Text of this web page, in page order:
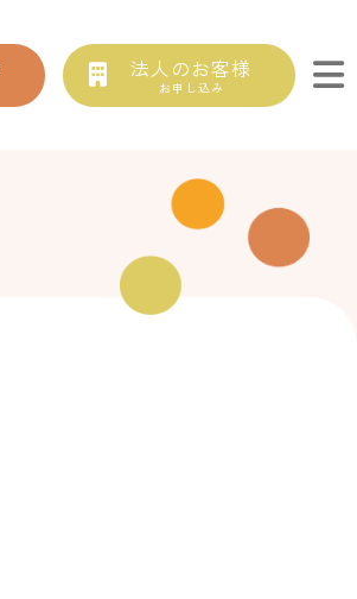
法人のお客様
お申し込み